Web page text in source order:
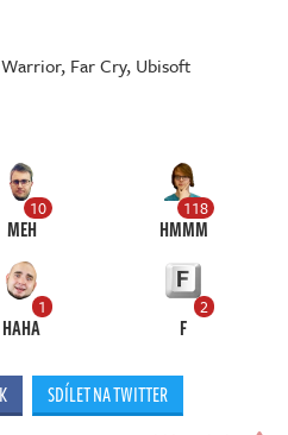
, Far Cry, Ubisoft
10
MEH
118
HMMM
1
HAHA
2
F
SDÍLET NA TWITTER